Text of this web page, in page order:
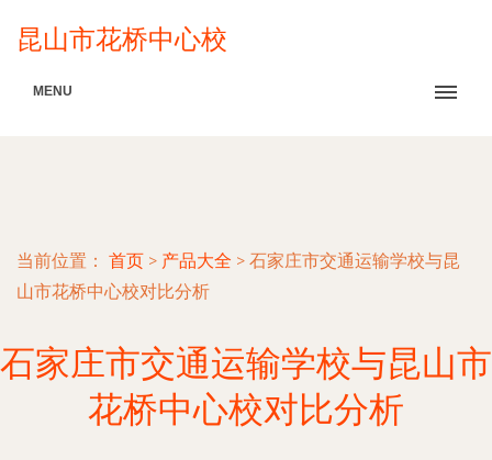
昆山市花桥中心校
MENU
当前位置： 首页 > 产品大全 > 石家庄市交通运输学校与昆
山市花桥中心校对比分析
石家庄市交通运输学校与昆山市
花桥中心校对比分析